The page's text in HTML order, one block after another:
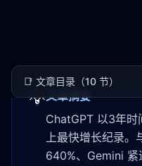
📑 文章目录（10 节）
💡文章摘要
ChatGPT 以3年时
上最快增长纪录。
640%、Gemini 紧